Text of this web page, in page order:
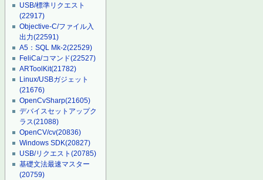
USB/標準リクエスト
(22917)
Objective-C/ファイル入
出力(22591)
A5：SQL Mk-2(22529)
FeliCa/コマンド(22527)
ARToolKit(21782)
Linux/USBガジェット
(21676)
OpenCvSharp(21605)
デバイスセットアップク
ラス(21088)
OpenCV/cv(20836)
Windows SDK(20827)
USB/リクエスト(20785)
基礎文法最速マスター
(20759)